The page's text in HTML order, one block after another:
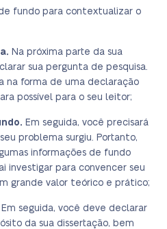
fundo para contextualizar o
Na próxima parte da sua
sua pergunta de pesquisa.
na forma de uma declaração
possível para o seu leitor;
Em seguida, você precisará
problema surgiu. Portanto,
informações de fundo
investigar para convencer seu
grande valor teórico e prático;
Em seguida, você deve declarar
da sua dissertação, bem